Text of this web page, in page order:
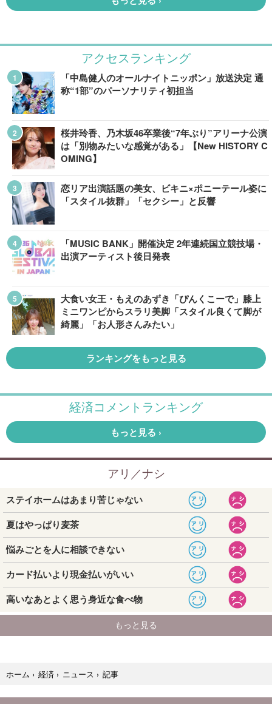
アクセスランキング
「中島健人のオールナイトニッポン」放送決定 通
称“1部”のパーソナリティ初担当
桜井玲香、乃木坂46卒業後“7年ぶり”アリーナ公演
は「別物みたいな感覚がある」【New HISTORY C
OMING】
恋リア出演話題の美女、ビキニ×ポニーテール姿に
「スタイル抜群」「セクシー」と反響
「MUSIC BANK」開催決定 2年連続国立競技場・
出演アーティスト後日発表
大食い女王・もえのあずき「ぴんくこーで」膝上
ミニワンピからスラリ美脚「スタイル良くて脚が
綺麗」「お人形さんみたい」
ランキングをもっと見る
ホーム › 経済 › ニュース › 記事